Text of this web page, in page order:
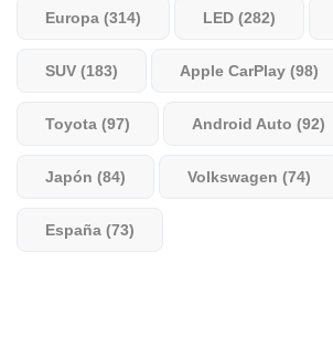
Europa (314) LED (282)
SUV (183) Apple CarPlay (98)
Toyota (97) Android Auto (92)
Japón (84) Volkswagen (74)
España (73)